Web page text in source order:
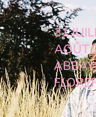
31
AOÛT